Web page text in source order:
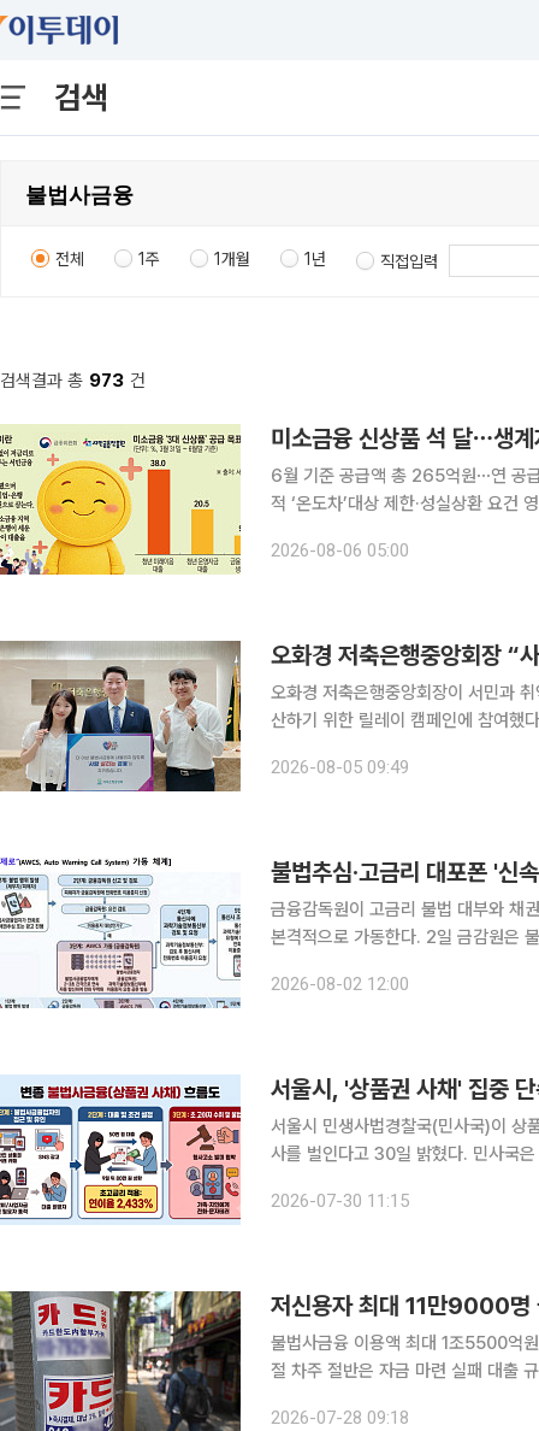
검색
전체 1주 1개월 1년 직접입력
검색결과 총 973 건
6월 기준 공급액 총 265억원⋯연 공
적 ‘온도차’대상 제한·성실상환 요건 영향⋯“하반기 공
층을 위한 생계자금 대출은 목표 달
2026-08-06 05:00
오화경 저축은행중앙회장 “
오화경 저축은행중앙회장이 서민과
산하기 위한 릴레이 캠페인에 참여했다. 저축은행중앙회는 오 회장이 서민금융진흥원이 진
국민을 보호하고 금융의 공공성과 포
2026-08-05 09:49
불법추심·고금리 대포폰 '신
금융감독원이 고금리 불법 대부와 채
본격적으로 가동한다. 2일 금감원은 불법사금융업자가 사용하는 대포폰의 통화 시도를 미리 차단하
전화번호 이용중지 대상이 고금리 대
2026-08-02 12:00
서울시, '상품권 사채' 집중
서울시 민생사법경찰국(민사국)이 상
사를 벌인다고 30일 밝혔다. 민사국은 3개 수사반을 꾸려 자치구별로 담당 구역을 나눴다. 온라인
미등록 대부업과 법정 최고 이자율(
2026-07-30 11:15
저신용자 최대 11만9000명
불법사금융 이용액 최대 1조5500억
절 차주 절반은 자금 마련 실패 대출 규제 강화와 경기 침체로 제도권 금융의 문턱이 높아지면서 저
2026-07-28 09:18